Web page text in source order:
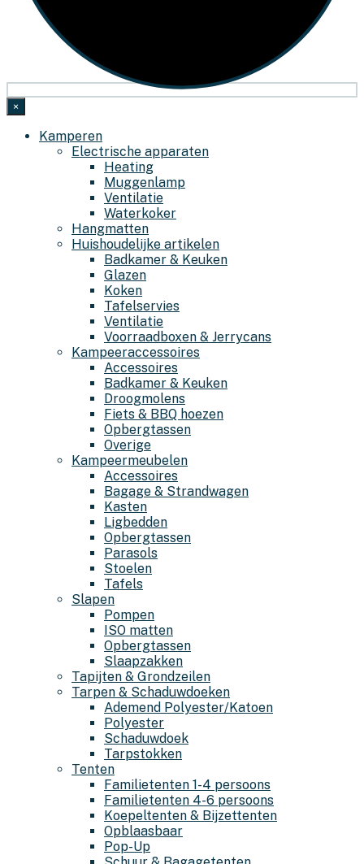
×
Kamperen
Electrische apparaten
Heating
Muggenlamp
Ventilatie
Waterkoker
Hangmatten
Huishoudelijke artikelen
Badkamer & Keuken
Glazen
Koken
Tafelservies
Ventilatie
Voorraadboxen & Jerrycans
Kampeeraccessoires
Accessoires
Badkamer & Keuken
Droogmolens
Fiets & BBQ hoezen
Opbergtassen
Overige
Kampeermeubelen
Accessoires
Bagage & Strandwagen
Kasten
Ligbedden
Opbergtassen
Parasols
Stoelen
Tafels
Slapen
Pompen
ISO matten
Opbergtassen
Slaapzakken
Tapijten & Grondzeilen
Tarpen & Schaduwdoeken
Ademend Polyester/Katoen
Polyester
Schaduwdoek
Tarpstokken
Tenten
Familietenten 1-4 persoons
Familietenten 4-6 persoons
Koepeltenten & Bijzettenten
Opblaasbaar
Pop-Up